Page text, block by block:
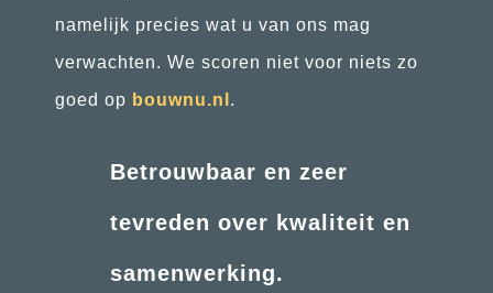
namelijk precies wat u van ons mag
verwachten. We scoren niet voor niets zo
goed op bouwnu.nl .
Betrouwbaar en zeer
tevreden over kwaliteit en
samenwerking.